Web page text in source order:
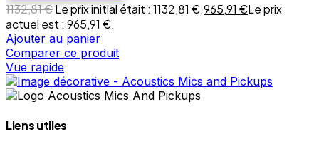
1132,81€Le prix initial était : 1132,81 €.965,91 €Le prix
actuel est : 965,91 €.
Ajouter au panier
Comparer ce produit
Vue rapide
Liens utiles